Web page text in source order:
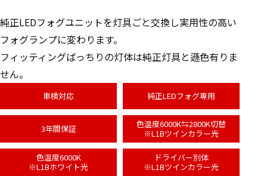
純正LEDフォグユニットを灯具ごと交換し実用性の高い
フォグランプに変わります。
フィッティングばっちりの灯体は純正灯具と遜色有りま
せん。
車検対応 純正LEDフォグ専用
3年間保証
色温度6000K⇆2800K切替
※L1Bツインカラー光
色温度6000K
※L1Bホワイト光
ドライバー別体
※L1Bツインカラー光